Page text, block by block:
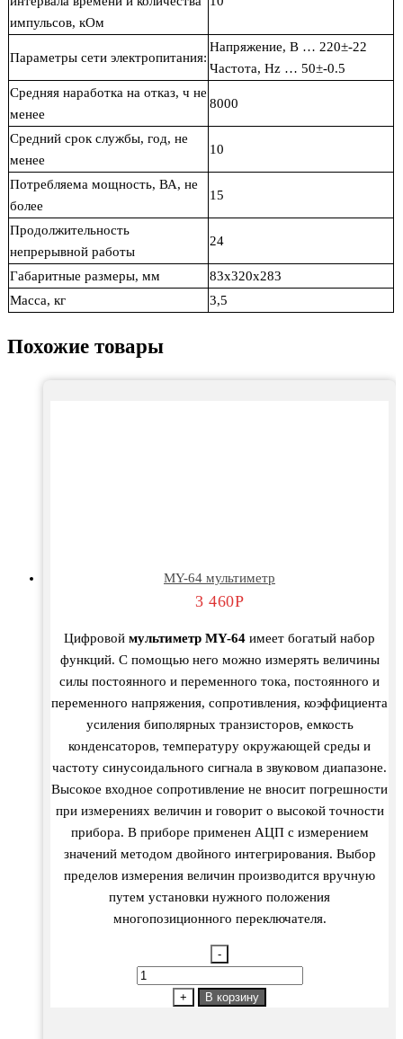
импульсов, кОм
Параметры сети электропитания:
Напряжение, В … 220±-22
Частота, Нz … 50±-0.5
Средняя наработка на отказ, ч не
менее
8000
Средний срок службы, год, не
менее
10
Потребляема мощность, ВА, не
более
15
Продолжительность
непрерывной работы
24
Габаритные размеры, мм
83х320х283
Масса, кг
3,5
Похожие товары
MY-64 мультиметр
3 460Р
Цифровой мультиметр MY-64 имеет богатый набор
функций. С помощью него можно измерять величины
силы постоянного и переменного тока, постоянного и
переменного напряжения, сопротивления, коэффициента
усиления биполярных транзисторов, емкость
конденсаторов, температуру окружающей среды и
частоту синусоидального сигнала в звуковом диапазоне.
Высокое входное сопротивление не вносит погрешности
при измерениях величин и говорит о высокой точности
прибора. В приборе применен АЦП с измерением
значений методом двойного интегрирования. Выбор
пределов измерения величин производится вручную
путем установки нужного положения
многопозиционного переключателя.
-
Количество
+ В корзину